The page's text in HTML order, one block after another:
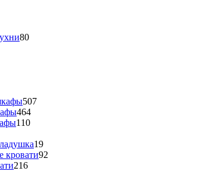
80
507
464
110
19
кровати92
216